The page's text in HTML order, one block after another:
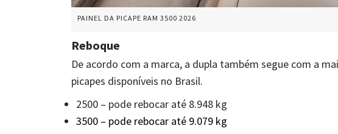
PAINEL DA PICAPE RAM 3500 2026
Reboque
De acordo com a marca, a dupla também segue com a
picapes disponíveis no Brasil.
2500 – pode rebocar até 8.948 kg
3500 – pode rebocar até 9.079 kg